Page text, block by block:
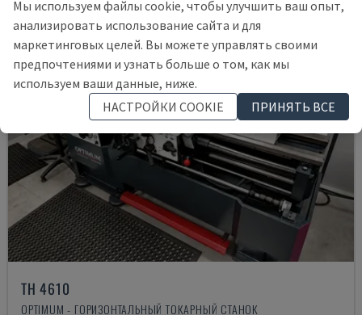
TH 4610
OPTIMUM - ГОРИЗОНТАЛЬНЫЙ ТОКАРНЫЙ СТАНОК
Мы используем файлы cookie, чтобы улучшить ваш опыт,
анализировать использование сайта и для
маркетинговых целей. Вы можете управлять своими
предпочтениями и узнать больше о том, как мы
используем ваши данные, ниже.
НАСТРОЙКИ COOKIE
ПРИНЯТЬ ВСЕ